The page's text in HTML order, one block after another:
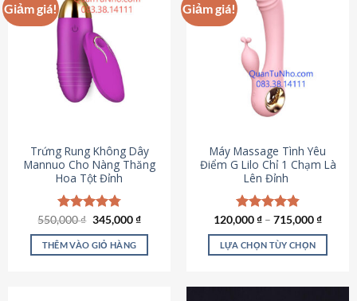
Giảm giá!
Trứng Rung Không Dây
Mannuo Cho Nàng Thăng
Hoa Tột Đỉnh
Được xếp
hạng4.81
5 sao
550,000₫ Giá
là:
550,000 ₫.
345,000₫Giá
tại
THÊM VÀO GIỎ HÀNG
Giảm giá!
Máy Massage Tình Yêu
Điểm G Lilo Chỉ 1 Chạm Là
Lên Đỉnh
Được xếp
hạng4.85
5 sao
120,000₫ – 715,000₫
LỰA CHỌN TÙY CHỌN